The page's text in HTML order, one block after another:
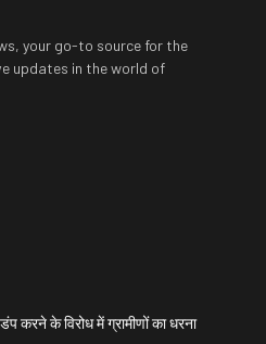
your go-to source for the
updates in the world of
के विरोध में ग्रामीणों का धरना